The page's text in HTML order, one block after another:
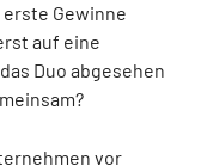
Gewinne
auf eine
Duo abgesehen
vor